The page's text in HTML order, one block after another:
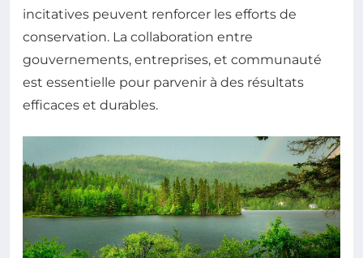
incitatives peuvent renforcer les efforts de
conservation. La collaboration entre
gouvernements, entreprises, et communauté
est essentielle pour parvenir à des résultats
efficaces et durables.